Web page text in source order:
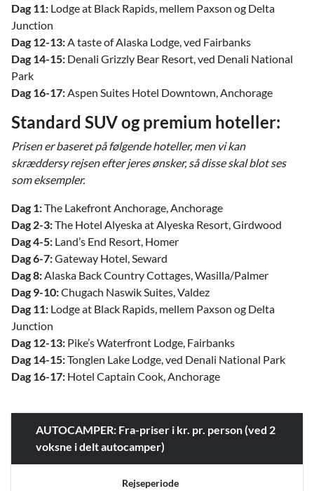
Dag 11: Lodge at Black Rapids, mellem Paxson og Delta
Junction
Dag 12-13: A taste of Alaska Lodge, ved Fairbanks
Dag 14-15: Denali Grizzly Bear Resort, ved Denali National
Park
Dag 16-17: Aspen Suites Hotel Downtown, Anchorage
Standard SUV og premium hoteller:
Prisen er baseret på følgende hoteller, men vi kan
skræddersy rejsen efter jeres ønsker, så disse skal blot ses
som eksempler.
Dag 1:The Lakefront Anchorage, Anchorage
Dag 2-3:The Hotel Alyeska at Alyeska Resort, Girdwood
Dag 4-5: Land’s End Resort, Homer
Dag 6-7:Gateway Hotel, Seward
Dag 8: Alaska Back Country Cottages, Wasilla/Palmer
Dag 9-10:Chugach Naswik Suites, Valdez
Dag 11: Lodge at Black Rapids, mellem Paxson og Delta
Junction
Dag 12-13: Pike’s Waterfront Lodge, Fairbanks
Dag 14-15:Tonglen Lake Lodge, ved Denali National Park
Dag 16-17: Hotel Captain Cook, Anchorage
AUTOCAMPER: Fra-priser i kr. pr. person (ved 2
voksne i delt autocamper)
Rejseperiode